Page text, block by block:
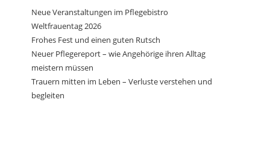
Neue Veranstaltungen im Pflegebistro
Weltfrauentag 2026
Frohes Fest und einen guten Rutsch
Neuer Pflegereport – wie Angehörige ihren Alltag
meistern müssen
Trauern mitten im Leben – Verluste verstehen und
begleiten